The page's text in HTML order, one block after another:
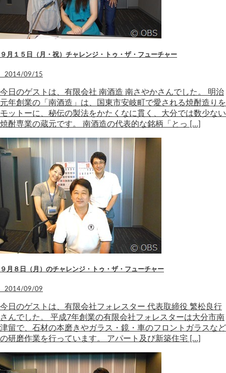
９月１５日（月・祝）チャレンジ・トゥ・ザ・フューチャー
2014/09/15
今日のゲストは、有限会社 南酒造 南さやかさんでした。 明治
元年創業の「南酒造」は、国東市安岐町で愛される焼酎造りを
モットーに、秘伝の製法をかたくなに貫く、大分では数少ない
焼酎専業の蔵元です。 南酒造の代表的な銘柄「とっ […]
９月８日（月）のチャレンジ・トゥ・ザ・フューチャー
2014/09/09
今日のゲストは、有限会社フォレスター 代表取締役 繁松良行
さんでした。 平成7年創業の有限会社フォレスターは大分市南
津留で、石材の本磨きやガラス・鏡・車のフロントガラスなど
の研磨作業を行っています。 アパート及び新築住宅 […]